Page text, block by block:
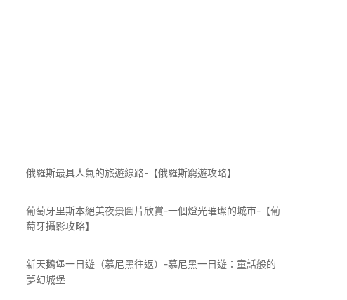
俄羅斯最具人氣的旅遊線路-【俄羅斯窮遊攻略】
葡萄牙里斯本絕美夜景圖片欣賞-一個燈光璀璨的城市-【葡
萄牙攝影攻略】
新天鵝堡一日遊（慕尼黑往返）-慕尼黑一日遊：童話般的
夢幻城堡